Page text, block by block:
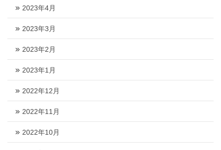
2023年4月
2023年3月
2023年2月
2023年1月
2022年12月
2022年11月
2022年10月